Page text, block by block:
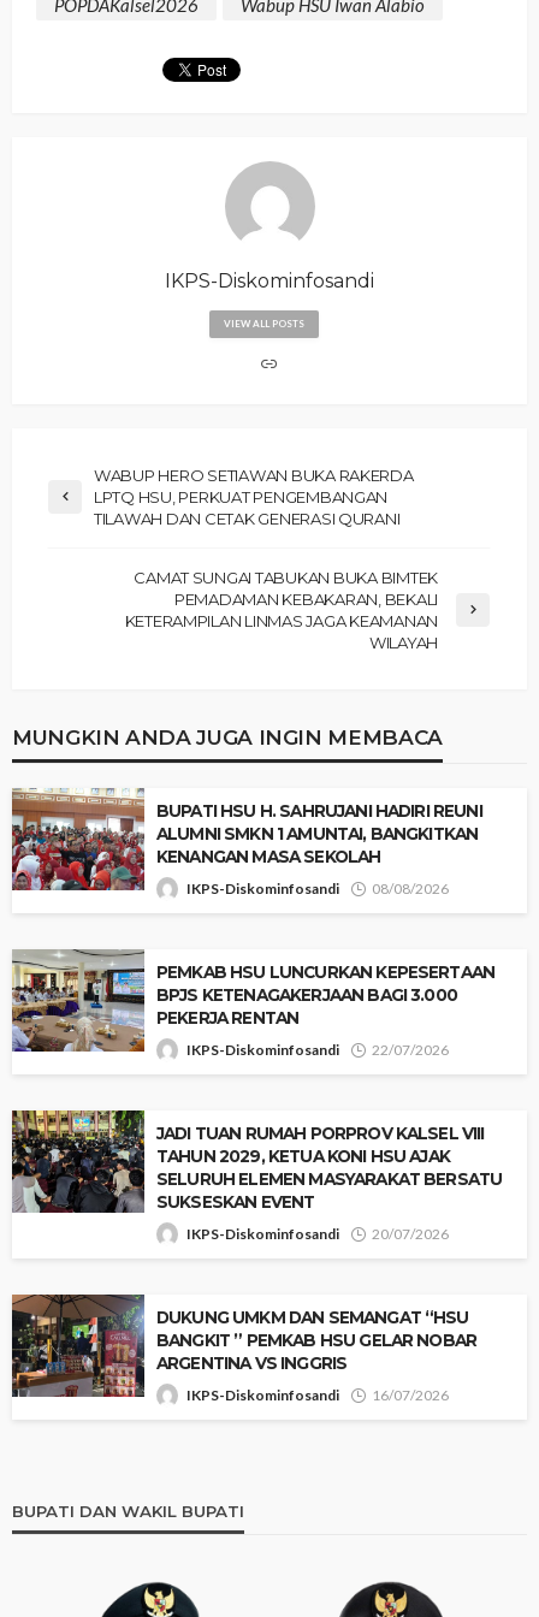
POPDAKalsel2026 Wabup HSU Iwan Alabio
IKPS-Diskominfosandi
VIEW ALL POSTS
‎WABUP HERO SETIAWAN BUKA RAKERDA
LPTQ HSU, PERKUAT PENGEMBANGAN
TILAWAH DAN CETAK GENERASI QURANI
‎CAMAT SUNGAI TABUKAN BUKA BIMTEK
PEMADAMAN KEBAKARAN, BEKALI
KETERAMPILAN LINMAS JAGA KEAMANAN
WILAYAH
MUNGKIN ANDA JUGA INGIN MEMBACA
‎BUPATI HSU H. SAHRUJANI HADIRI REUNI
ALUMNI SMKN 1 AMUNTAI, BANGKITKAN
KENANGAN MASA SEKOLAH
IKPS-Diskominfosandi 08/08/2026
‎PEMKAB HSU LUNCURKAN KEPESERTAAN
BPJS KETENAGAKERJAAN BAGI 3.000
PEKERJA RENTAN
IKPS-Diskominfosandi 22/07/2026
JADI TUAN RUMAH PORPROV KALSEL VIII
TAHUN 2029, KETUA KONI HSU AJAK
SELURUH ELEMEN MASYARAKAT BERSATU
SUKSESKAN EVENT
IKPS-Diskominfosandi 20/07/2026
‎​DUKUNG UMKM DAN SEMANGAT “HSU
BANGKIT ” PEMKAB HSU GELAR NOBAR
ARGENTINA VS INGGRIS
IKPS-Diskominfosandi 16/07/2026
BUPATI DAN WAKIL BUPATI